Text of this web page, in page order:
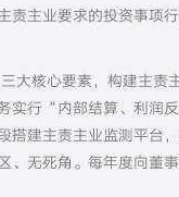
主业要求的投资事项行
大核心要素，构建主责
实行“内部结算、利润
建主责主业监测平台
、无死角。每年度向董